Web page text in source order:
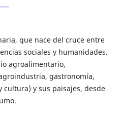
que nace del cruce entre
sociales y humanidades.
agroalimentario,
gastronomía,
y sus paisajes, desde